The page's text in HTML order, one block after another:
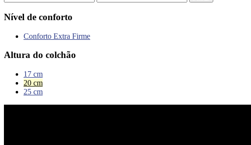
Nível de conforto
Conforto Extra Firme
Altura do colchão
17 cm
20 cm
25 cm